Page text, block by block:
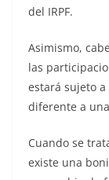
del IRPF.
Asimismo,
las
estará sujeto
diferente a
Cuando se
existe una